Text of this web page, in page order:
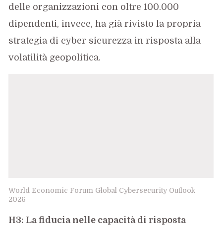
delle organizzazioni con oltre 100.000
dipendenti, invece, ha già rivisto la propria
strategia di cyber sicurezza in risposta alla
volatilità geopolitica.
World Economic Forum Global Cybersecurity Outlook
2026
H3: La fiducia nelle capacità di risposta